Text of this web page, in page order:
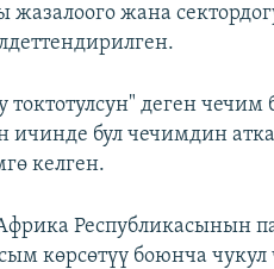
жазалоого жана
деген чечим
ичинде бул чечимдин
келген.
Республикасынын
көрсөтүү боюнча чукул